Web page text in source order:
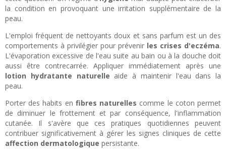
la condition en provoquant une irritation supplémentaire de la
peau.
L'emploi fréquent de nettoyants doux et sans parfum est un des
comportements à privilégier pour prévenir les crises d'eczéma.
L'évaporation excessive de l'eau suite au bain ou à la douche doit
aussi être contrecarrée. Appliquer immédiatement après une
lotion hydratante naturelle aide à maintenir l'eau dans la
peau.
Porter des habits en fibres naturelles comme le coton permet
de diminuer le frottement et par conséquence, l'inflammation
cutanée. Il s'avère que ces pratiques quotidiennes peuvent
contribuer significativement à gérer les signes cliniques de cette
affection dermatologique persistante.